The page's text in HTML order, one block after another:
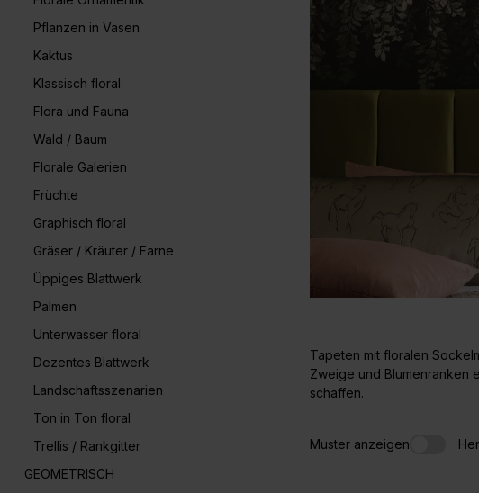
Pflanzen in Vasen
Kaktus
Klassisch floral
Flora und Fauna
Wald / Baum
Florale Galerien
Früchte
Graphisch floral
Gräser / Kräuter / Farne
Üppiges Blattwerk
Palmen
Unterwasser floral
Dezentes Blattwerk
Landschaftsszenarien
Ton in Ton floral
Trellis / Rankgitter
GEOMETRISCH
Tapeten mit floralen
Zweige und Blumenranken
schaffen.
Muster anzeigen